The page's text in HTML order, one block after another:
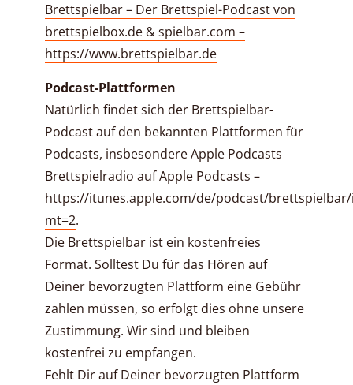
Brettspielbar – Der Brettspiel-Podcast von
brettspielbox.de & spielbar.com –
https://www.brettspielbar.de
Podcast-Plattformen
Natürlich findet sich der Brettspielbar-
Podcast auf den bekannten Plattformen für
Podcasts, insbesondere Apple Podcasts
Brettspielradio auf Apple Podcasts –
https://itunes.apple.com/de/podcast/brettspielbar/
mt=2.
Die Brettspielbar ist ein kostenfreies
Format. Solltest Du für das Hören auf
Deiner bevorzugten Plattform eine Gebühr
zahlen müssen, so erfolgt dies ohne unsere
Zustimmung. Wir sind und bleiben
kostenfrei zu empfangen.
Fehlt Dir auf Deiner bevorzugten Plattform